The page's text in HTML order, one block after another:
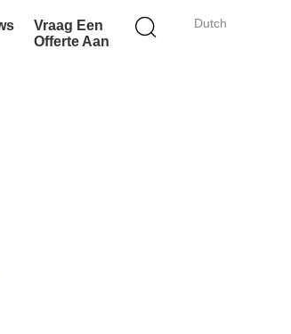
Dutch
Vraag Een
Offerte Aan